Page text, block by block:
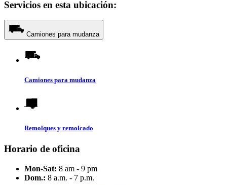
Servicios en esta ubicación:
Camiones para mudanza
Camiones para mudanza
Remolques y remolcado
Horario de oficina
Mon-Sat: 8 am - 9 pm
Dom.: 8 a.m. - 7 p.m.